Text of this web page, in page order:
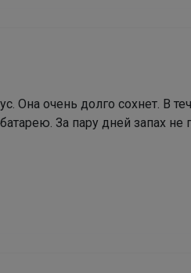
Она очень долго сохнет. В
За пару дней запах не